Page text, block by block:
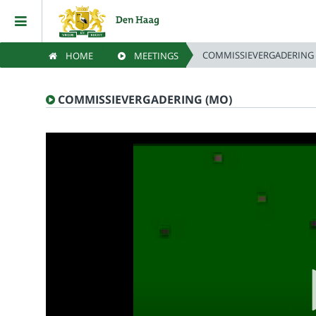
Home
Meetings
HOME MEETINGS
COMMISSIEVERGADERING (MO)